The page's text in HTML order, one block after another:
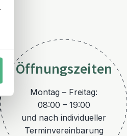
Öffnungszeiten
Montag – Freitag:
08:00 – 19:00
und nach individueller
Terminvereinbarung